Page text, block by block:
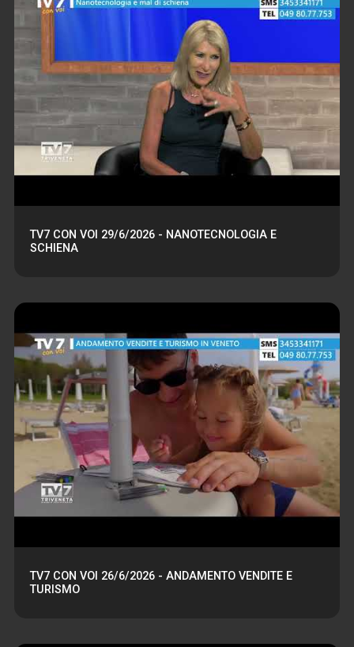
TV7 CON VOI 29/6/2026 - NANOTECNOLOGIA E
SCHIENA
TV7 CON VOI 26/6/2026 - ANDAMENTO VENDITE E
TURISMO